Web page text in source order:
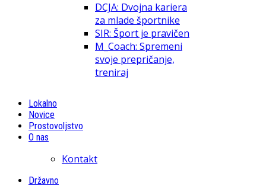
DCJA: Dvojna kariera
za mlade športnike
SIR: Šport je pravičen
M_Coach: Spremeni
svoje prepričanje,
treniraj
Lokalno
Novice
Prostovoljstvo
O nas
Kontakt
Državno